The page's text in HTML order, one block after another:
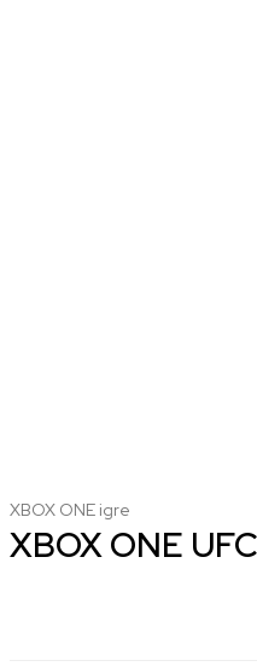
XBOX ONE igre
XBOX ONE UFC